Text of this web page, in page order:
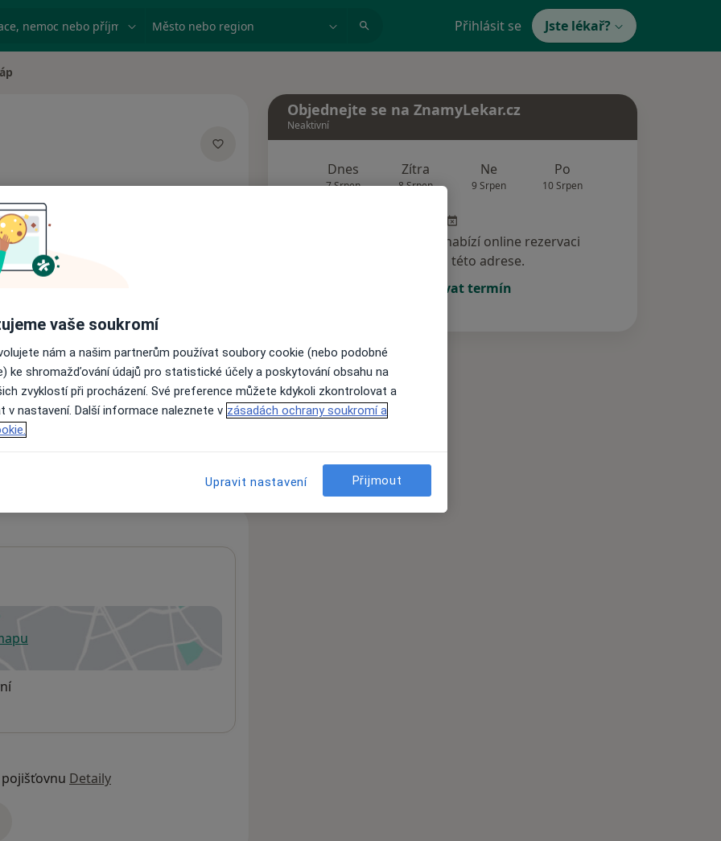
nemoc nebo příjmení Město nebo region Přihlásit se Jste lékař?
Rezervovat termín
Názory pacientů
nejsou k dispozici
informace o svých službách.
v nové záložce
Detaily
Objednejte se na ZnamyLekar.cz
Neaktivní
Dnes
7 Srpen
Zítra
8 Srpen
Ne
9 Srpen
Po
10 Srpen
Tento specialista nenabízí online rezervaci
termínu na této adrese.
Rezervovat termín
vaše soukromí
nám a našim partnerům používat soubory cookie (nebo podobné
ke shromažďování údajů pro statistické účely a poskytování obsahu na
zvyklostí při procházení. Své preference můžete kdykoli zkontrolovat a
v nastavení. Další informace naleznete v zásadách ochrany soukromí a
Upravit nastavení Přijmout